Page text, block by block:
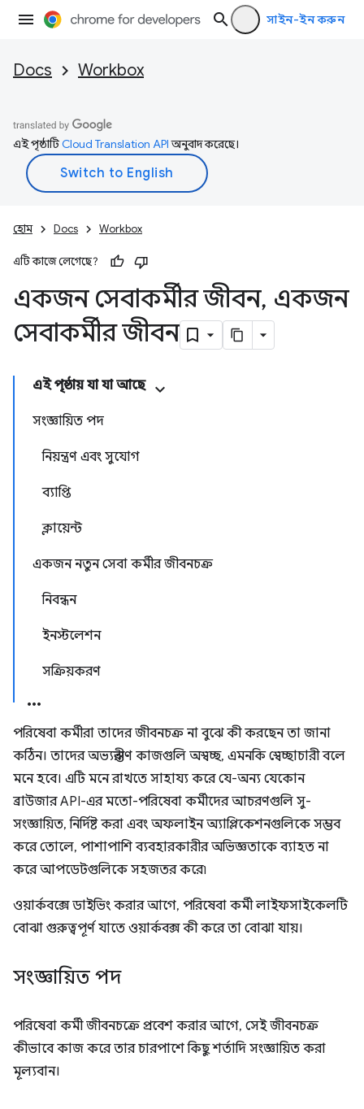
সাইন-ইন করুন
Docs Workbox
এই পৃষ্ঠাটিCloud Translation APIঅনুবাদ করেছে।
হোম Docs Workbox
এটি কাজে লেগেছে?
একজন সেবাকর্মীর জীবন, একজন
সেবাকর্মীর জীবন
এই পৃষ্ঠায় যা যা আছে
সংজ্ঞায়িত পদ
নিয়ন্ত্রণ এবং সুযোগ
ব্যাপ্তি
ক্লায়েন্ট
একজন নতুন সেবা কর্মীর জীবনচক্র
নিবন্ধন
ইনস্টলেশন
সক্রিয়করণ
পরিষেবা কর্মীরা তাদের জীবনচক্র না বুঝে কী করছেন তা জানা
কঠিন। তাদের অভ্যন্তরীণ কাজগুলি অস্বচ্ছ, এমনকি স্বেচ্ছাচারী বলে
মনে হবে। এটি মনে রাখতে সাহায্য করে যে-অন্য যেকোন
ব্রাউজার API-এর মতো-পরিষেবা কর্মীদের আচরণগুলি সু-
সংজ্ঞায়িত, নির্দিষ্ট করা এবং অফলাইন অ্যাপ্লিকেশনগুলিকে সম্ভব
করে তোলে, পাশাপাশি ব্যবহারকারীর অভিজ্ঞতাকে ব্যাহত না
করে আপডেটগুলিকে সহজতর করে৷
ওয়ার্কবক্সে ডাইভিং করার আগে, পরিষেবা কর্মী লাইফসাইকেলটি
বোঝা গুরুত্বপূর্ণ যাতে ওয়ার্কবক্স কী করে তা বোঝা যায়।
সংজ্ঞায়িত পদ
পরিষেবা কর্মী জীবনচক্রে প্রবেশ করার আগে, সেই জীবনচক্র
কীভাবে কাজ করে তার চারপাশে কিছু শর্তাদি সংজ্ঞায়িত করা
মূল্যবান।